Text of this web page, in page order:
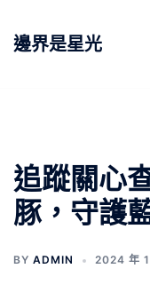
邊界是星光
追蹤關心
豚，守護
BY ADMIN 2024 年